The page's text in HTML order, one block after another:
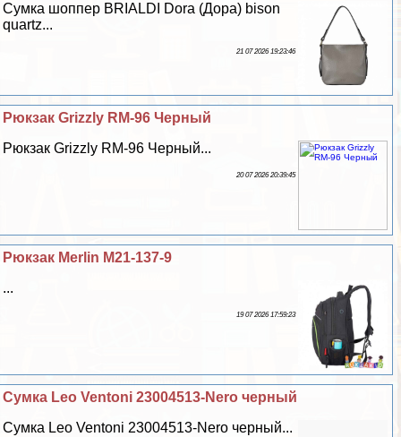
Сумка шоппер BRIALDI Dora (Дора) bison
quartz...
21 07 2026 19:23:46
Рюкзак Grizzly RM-96 Черный
Рюкзак Grizzly RM-96 Черный...
20 07 2026 20:39:45
Рюкзак Merlin M21-137-9
...
19 07 2026 17:59:23
Сумка Leo Ventoni 23004513-Nero черный
Сумка Leo Ventoni 23004513-Nero черный...